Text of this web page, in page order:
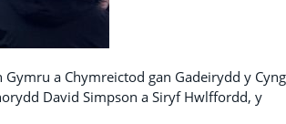
a Chymreictod gan Gadeirydd y
David Simpson a Siryf Hwlffordd, y